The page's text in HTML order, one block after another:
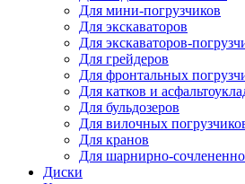
Для мини-погрузчиков
Для экскаваторов
Для экскаваторов-
Для грейдеров
Для фронтальных
Для катков и
Для бульдозеров
Для вилочных
Для кранов
Для шарнирно-
Диски